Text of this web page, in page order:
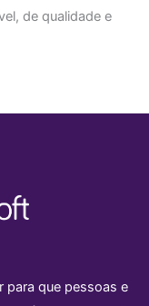
de qualidade e
para que pessoas e